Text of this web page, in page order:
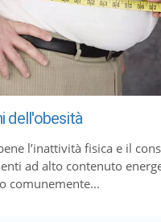
dell'obesità
l’inattività fisica e il
ad alto contenuto
comunemente...